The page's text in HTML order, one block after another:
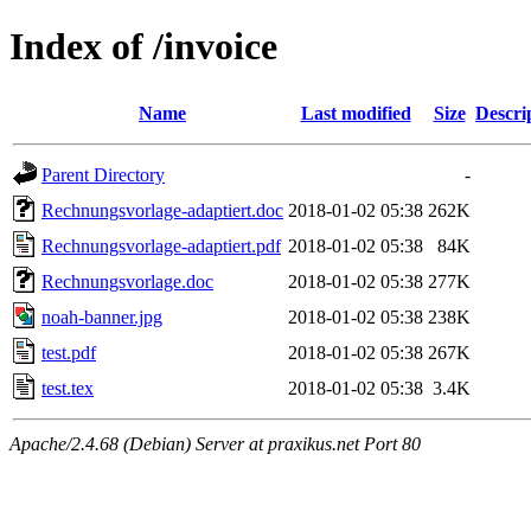
Index of /invoice
Name Last modified Size
Parent Directory
-
Rechnungsvorlage-adaptiert.doc 2018-01-02 05:38 262K
Rechnungsvorlage-adaptiert.pdf 2018-01-02 05:38
84K
Rechnungsvorlage.doc
2018-01-02 05:38 277K
noah-banner.jpg
2018-01-02 05:38 238K
test.pdf
2018-01-02 05:38 267K
test.tex
2018-01-02 05:38 3.4K
Apache/2.4.68 (Debian) Server at praxikus.net Port 80